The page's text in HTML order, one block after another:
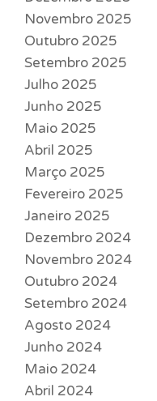
Novembro 2025
Outubro 2025
Setembro 2025
Julho 2025
Junho 2025
Maio 2025
Abril 2025
Março 2025
Fevereiro 2025
Janeiro 2025
Dezembro 2024
Novembro 2024
Outubro 2024
Setembro 2024
Agosto 2024
Junho 2024
Maio 2024
Abril 2024